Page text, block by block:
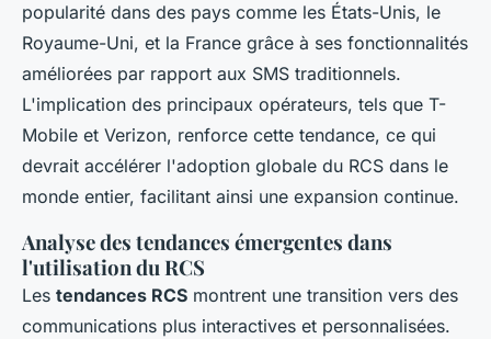
popularité dans des pays comme les États-Unis, le
Royaume-Uni, et la France grâce à ses fonctionnalités
améliorées par rapport aux SMS traditionnels.
L'implication des principaux opérateurs, tels que T-
Mobile et Verizon, renforce cette tendance, ce qui
devrait accélérer l'adoption globale du RCS dans le
monde entier, facilitant ainsi une expansion continue.
Analyse des tendances émergentes dans
l'utilisation du RCS
Les tendances RCS montrent une transition vers des
communications plus interactives et personnalisées.